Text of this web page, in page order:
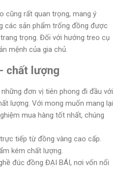
cũng rất quan trọng, mang ý
các sản phẩm trống đồng được
trọng. Đối với hướng treo cụ
mệnh của gia chủ.
chất lượng
đơn vị tiên phong đi đầu với
lượng. Với mong muốn mang lại
mua hàng tốt nhất, chúng
tiếp từ đồng vàng cao cấp.
kém chất lượng.
đúc đồng ĐẠI BÁI, nơi vốn nổi